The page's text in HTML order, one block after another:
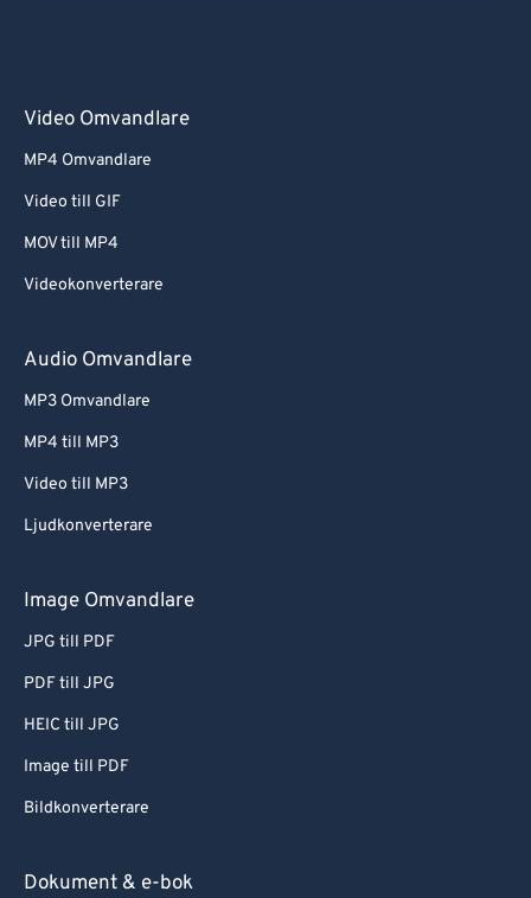
Video Omvandlare
MP4 Omvandlare
Video till GIF
MOV till MP4
Videokonverterare
Audio Omvandlare
MP3 Omvandlare
MP4 till MP3
Video till MP3
Ljudkonverterare
Image Omvandlare
JPG till PDF
PDF till JPG
HEIC till JPG
Image till PDF
Bildkonverterare
Dokument & e-bok